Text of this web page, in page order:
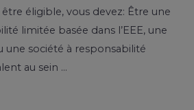
éligible, vous devez: Être une
limitée basée dans l’EEE, une
une société à responsabilité
au sein …